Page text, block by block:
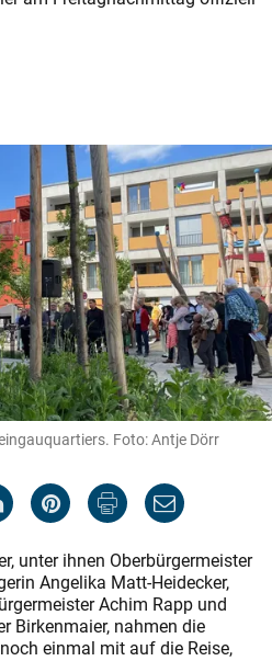
Foto: Antje Dörr
unter ihnen Oberbürgermeister
Angelika Matt-Heidecker,
Achim Rapp und
Birkenmaier, nahmen die
einmal mit auf die Reise,